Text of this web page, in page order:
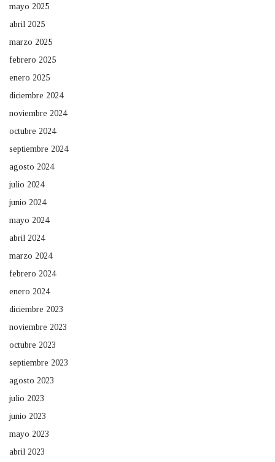
mayo 2025
abril 2025
marzo 2025
febrero 2025
enero 2025
diciembre 2024
noviembre 2024
octubre 2024
septiembre 2024
agosto 2024
julio 2024
junio 2024
mayo 2024
abril 2024
marzo 2024
febrero 2024
enero 2024
diciembre 2023
noviembre 2023
octubre 2023
septiembre 2023
agosto 2023
julio 2023
junio 2023
mayo 2023
abril 2023